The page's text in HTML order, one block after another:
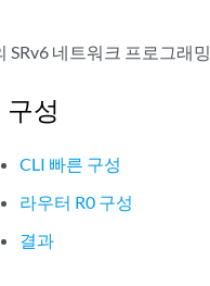
SRv6 네트워크 프로그래밍
구성
CLI 빠른 구성
라우터 R0 구성
결과